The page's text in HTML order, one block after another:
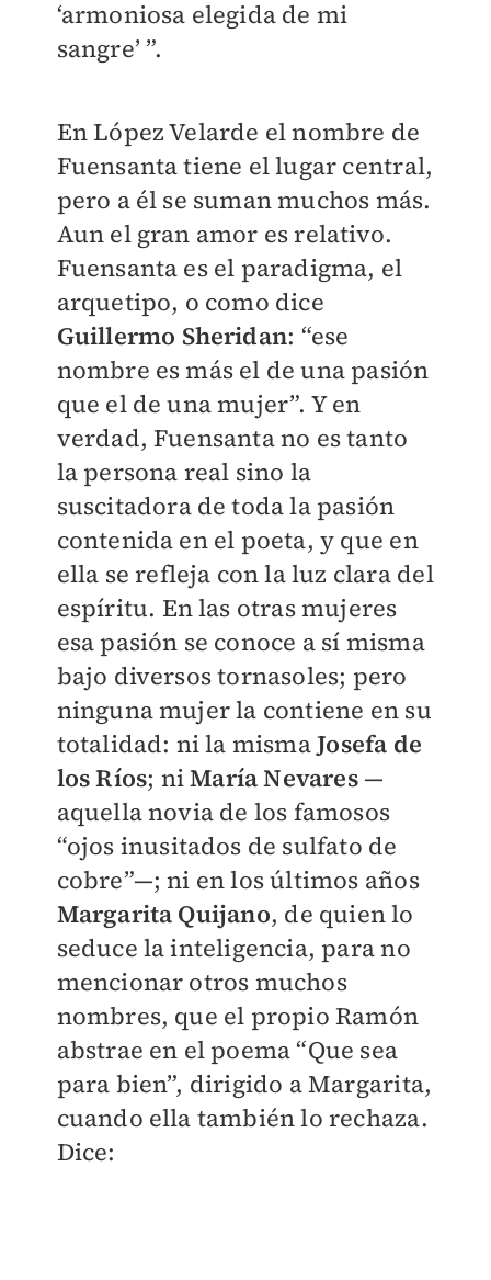
‘armoniosa elegida de mi
sangre’ ”.
En López Velarde el nombre de
Fuensanta tiene el lugar central,
pero a él se suman muchos más.
Aun el gran amor es relativo.
Fuensanta es el paradigma, el
arquetipo, o como dice
Guillermo Sheridan: “ese
nombre es más el de una pasión
que el de una mujer”. Y en
verdad, Fuensanta no es tanto
la persona real sino la
suscitadora de toda la pasión
contenida en el poeta, y que en
ella se refleja con la luz clara del
espíritu. En las otras mujeres
esa pasión se conoce a sí misma
bajo diversos tornasoles; pero
ninguna mujer la contiene en su
totalidad: ni la mismaJosefa de
los Ríos; niMaría Nevares—
aquella novia de los famosos
“ojos inusitados de sulfato de
cobre”—; ni en los últimos años
Margarita Quijano, de quien lo
seduce la inteligencia, para no
mencionar otros muchos
nombres, que el propio Ramón
abstrae en el poema “Que sea
para bien”, dirigido a Margarita,
cuando ella también lo rechaza.
Dice: